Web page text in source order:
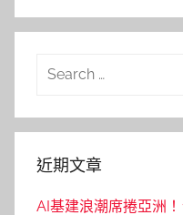
Search
近期文章
AI基建浪潮席捲亞洲